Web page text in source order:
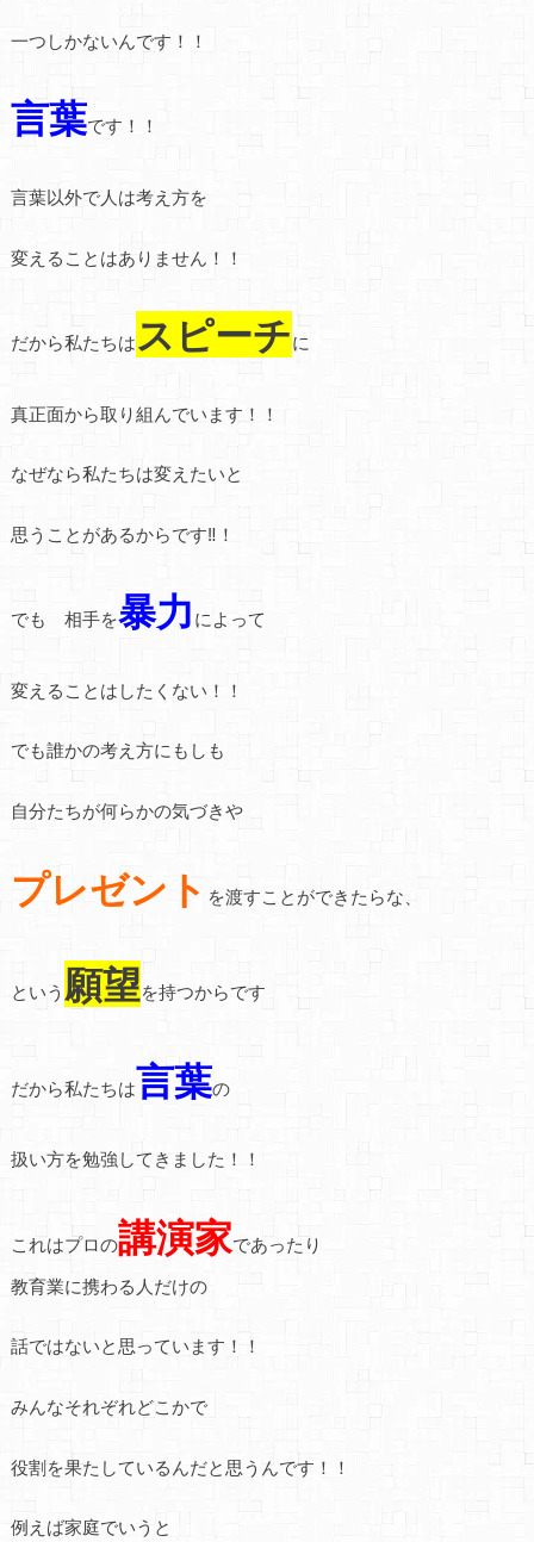
一つしかないんです！！
言葉です！！
言葉以外で人は考え方を
変えることはありません！！
だから私たちはスピーチに
真正面から取り組んでいます！！
なぜなら私たちは変えたいと
思うことがあるからです‼！
でも 相手を暴力 によって
変えることはしたくない！！
でも誰かの考え方にもしも
自分たちが何らかの気づきや
プレゼント を渡すことができたらな、
という 願望を持つからです
だから私たちは言葉の
扱い方を勉強してきました！！
これはプロの講演家であったり
教育業に携わる人だけの
話ではないと思っています！！
みんなそれぞれどこかで
役割を果たしているんだと思うんです！！
例えば家庭でいうと